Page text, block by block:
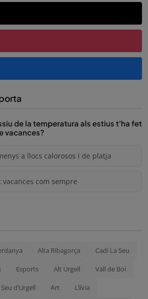
de la temperatura als estius t'ha fet
vacances?
a llocs calorosos i de platja
com sempre
Alta Ribagorça Cadí La Seu
Esports Alt Urgell Vall de Boí
Seu d’Urgell Art Llívia